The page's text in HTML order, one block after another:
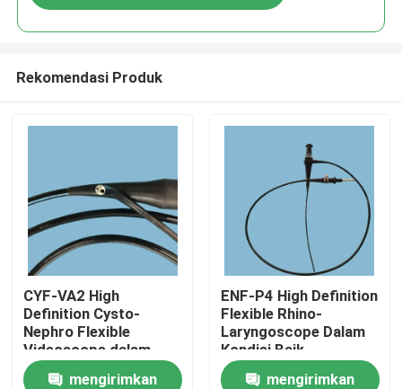
Rumah
Rekomendasi Produk
CYF-VA2 High
Definition Cysto-
Nephro Flexible
Videoscope dalam
kondisi baik
mengirimkan
ENF-P4 High Definition
Flexible Rhino-
Laryngoscope Dalam
Kondisi Baik
mengirimkan